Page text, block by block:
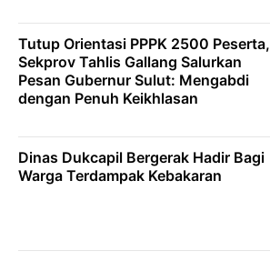
Tutup Orientasi PPPK 2500 Peserta,
Sekprov Tahlis Gallang Salurkan
Pesan Gubernur Sulut: Mengabdi
dengan Penuh Keikhlasan
Dinas Dukcapil Bergerak Hadir Bagi
Warga Terdampak Kebakaran